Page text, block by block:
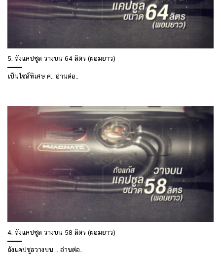
5. ถังแคปซูล วางบน 64 ลิตร (ผอมยาว)
เป็นไซส์พิเศษ ค.. อ่านต่อ..
4. ถังแคปซูล วางบน 58 ลิตร (ผอมยาว)
ถังแคปซูลวางบน .. อ่านต่อ..